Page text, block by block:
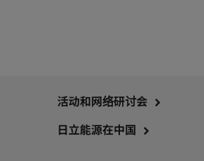
活动和网络研讨会
日立能源在中国